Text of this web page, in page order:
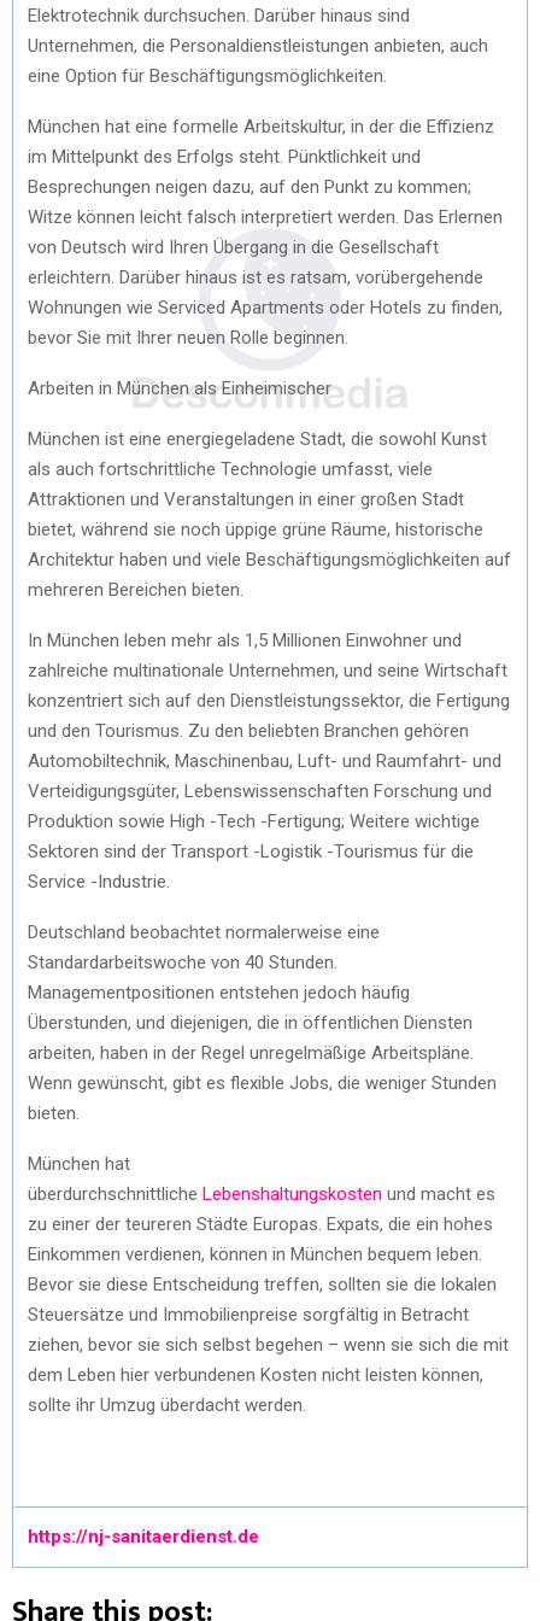
Elektrotechnik durchsuchen. Darüber hinaus sind
Unternehmen, die Personaldienstleistungen anbieten, auch
eine Option für Beschäftigungsmöglichkeiten.
München hat eine formelle Arbeitskultur, in der die Effizienz
im Mittelpunkt des Erfolgs steht. Pünktlichkeit und
Besprechungen neigen dazu, auf den Punkt zu kommen;
Witze können leicht falsch interpretiert werden. Das Erlernen
von Deutsch wird Ihren Übergang in die Gesellschaft
erleichtern. Darüber hinaus ist es ratsam, vorübergehende
Wohnungen wie Serviced Apartments oder Hotels zu finden,
bevor Sie mit Ihrer neuen Rolle beginnen.
Arbeiten in München als Einheimischer
München ist eine energiegeladene Stadt, die sowohl Kunst
als auch fortschrittliche Technologie umfasst, viele
Attraktionen und Veranstaltungen in einer großen Stadt
bietet, während sie noch üppige grüne Räume, historische
Architektur haben und viele Beschäftigungsmöglichkeiten auf
mehreren Bereichen bieten.
In München leben mehr als 1,5 Millionen Einwohner und
zahlreiche multinationale Unternehmen, und seine Wirtschaft
konzentriert sich auf den Dienstleistungssektor, die Fertigung
und den Tourismus. Zu den beliebten Branchen gehören
Automobiltechnik, Maschinenbau, Luft- und Raumfahrt- und
Verteidigungsgüter, Lebenswissenschaften Forschung und
Produktion sowie High -Tech -Fertigung; Weitere wichtige
Sektoren sind der Transport -Logistik -Tourismus für die
Service -Industrie.
Deutschland beobachtet normalerweise eine
Standardarbeitswoche von 40 Stunden.
Managementpositionen entstehen jedoch häufig
Überstunden, und diejenigen, die in öffentlichen Diensten
arbeiten, haben in der Regel unregelmäßige Arbeitspläne.
Wenn gewünscht, gibt es flexible Jobs, die weniger Stunden
bieten.
München hat
überdurchschnittliche Lebenshaltungskosten und macht es
zu einer der teureren Städte Europas. Expats, die ein hohes
Einkommen verdienen, können in München bequem leben.
Bevor sie diese Entscheidung treffen, sollten sie die lokalen
Steuersätze und Immobilienpreise sorgfältig in Betracht
ziehen, bevor sie sich selbst begehen – wenn sie sich die mit
dem Leben hier verbundenen Kosten nicht leisten können,
sollte ihr Umzug überdacht werden.
https://nj-sanitaerdienst.de